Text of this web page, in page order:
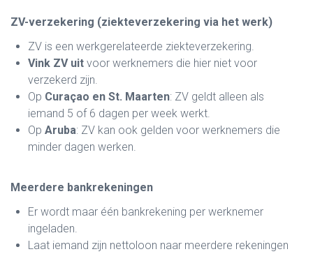
ZV-verzekering (ziekteverzekering via het werk)
ZV is een werkgerelateerde ziekteverzekering.
Vink ZV uit voor werknemers die hier niet voor
verzekerd zijn.
Op Curaçao en St. Maarten: ZV geldt alleen als
iemand 5 of 6 dagen per week werkt.
Op Aruba: ZV kan ook gelden voor werknemers die
minder dagen werken.
Meerdere bankrekeningen
Er wordt maar één bankrekening per werknemer
ingeladen.
Laat iemand zijn nettoloon naar meerdere rekeningen